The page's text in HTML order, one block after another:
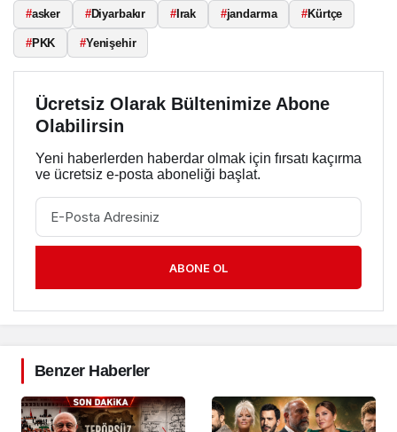
#asker #Diyarbakır #Irak #jandarma #Kürtçe
#PKK #Yenişehir
Ücretsiz Olarak Bültenimize Abone
Olabilirsin
Yeni haberlerden haberdar olmak için fırsatı kaçırma
ve ücretsiz e-posta aboneliği başlat.
ABONE OL
Benzer Haberler